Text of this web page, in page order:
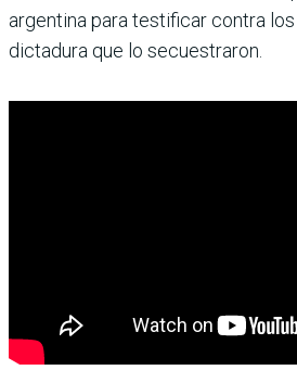
argentina para testificar contra
dictadura que lo secuestraron.